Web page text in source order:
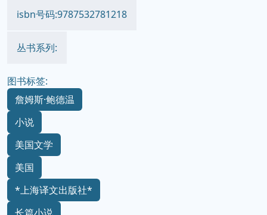
isbn号码:9787532781218
丛书系列:
图书标签:
詹姆斯·鲍德温
小说
美国文学
美国
*上海译文出版社*